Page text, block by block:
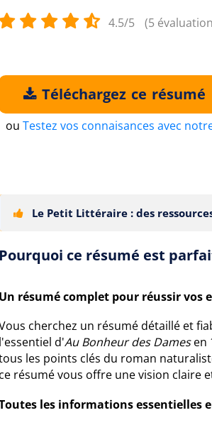
4.5/5 (5
Téléchargez ce résumé
ou Testez vos connaisances avec
Le Petit Littéraire : des
Pourquoi ce résumé est
Un résumé complet pour réussir vos
cherchez un résumé détaillé et
l'essentiel d'Au Bonheur des Damesen
les points clés du roman
ce résumé vous offre une vision claire
les informations essentielles